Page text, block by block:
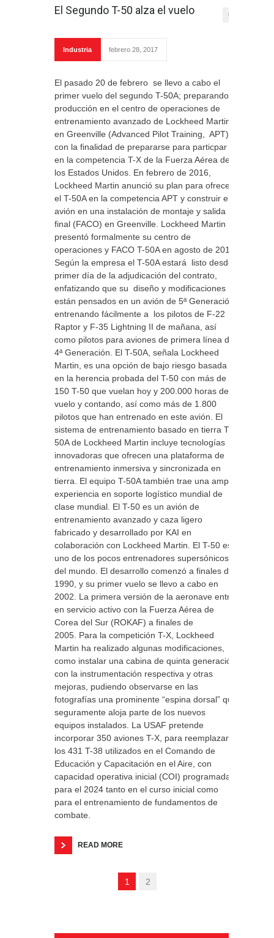
El Segundo T-50 alza el vuelo 0
Industria febrero 28, 2017
El pasado 20 de febrero se llevo a cabo el
primer vuelo del segundo T-50A; preparando la
producción en el centro de operaciones de
entrenamiento avanzado de Lockheed Martin
en Greenville (Advanced Pilot Training, APT)
con la finalidad de prepararse para particpar
en la competencia T-X de la Fuerza Aérea de
los Estados Unidos. En febrero de 2016,
Lockheed Martin anunció su plan para ofrecer
el T-50A en la competencia APT y construir el
avión en una instalación de montaje y salida
final (FACO) en Greenville. Lockheed Martin
presentó formalmente su centro de
operaciones y FACO T-50A en agosto de 2016.
Según la empresa el T-50A estará listo desde
primer día de la adjudicación del contrato,
enfatizando que su diseño y modificaciones
están pensados en un avión de 5ª Generación,
entrenando fácilmente a los pilotos de F-22
Raptor y F-35 Lightning II de mañana, así
como pilotos para aviones de primera línea de
4ª Generación. El T-50A, señala Lockheed
Martin, es una opción de bajo riesgo basada
en la herencia probada del T-50 con más de
150 T-50 que vuelan hoy y 200.000 horas de
vuelo y contando, así como más de 1.800
pilotos que han entrenado en este avión. El
sistema de entrenamiento basado en tierra T-
50A de Lockheed Martin incluye tecnologías
innovadoras que ofrecen una plataforma de
entrenamiento inmersiva y sincronizada en
tierra. El equipo T-50A también trae una amplia
experiencia en soporte logístico mundial de
clase mundial. El T-50 es un avión de
entrenamiento avanzado y caza ligero
fabricado y desarrollado por KAI en
colaboración con Lockheed Martin. El T-50 es
uno de los pocos entrenadores supersónicos
del mundo. El desarrollo comenzó a finales de
1990, y su primer vuelo se llevo a cabo en
2002. La primera versión de la aeronave entró
en servicio activo con la Fuerza Aérea de
Corea del Sur (ROKAF) a finales de
2005. Para la competición T-X, Lockheed
Martin ha realizado algunas modificaciones,
como instalar una cabina de quinta generación
con la instrumentación respectiva y otras
mejoras, pudiendo observarse en las
fotografías una prominente “espina dorsal” que
seguramente aloja parte de los nuevos
equipos instalados. La USAF pretende
incorporar 350 aviones T-X, para reemplazar a
los 431 T-38 utilizados en el Comando de
Educación y Capacitación en el Aire, con
capacidad operativa inicial (COI) programada
para el 2024 tanto en el curso inicial como
para el entrenamiento de fundamentos de
combate.
READ MORE
1 2